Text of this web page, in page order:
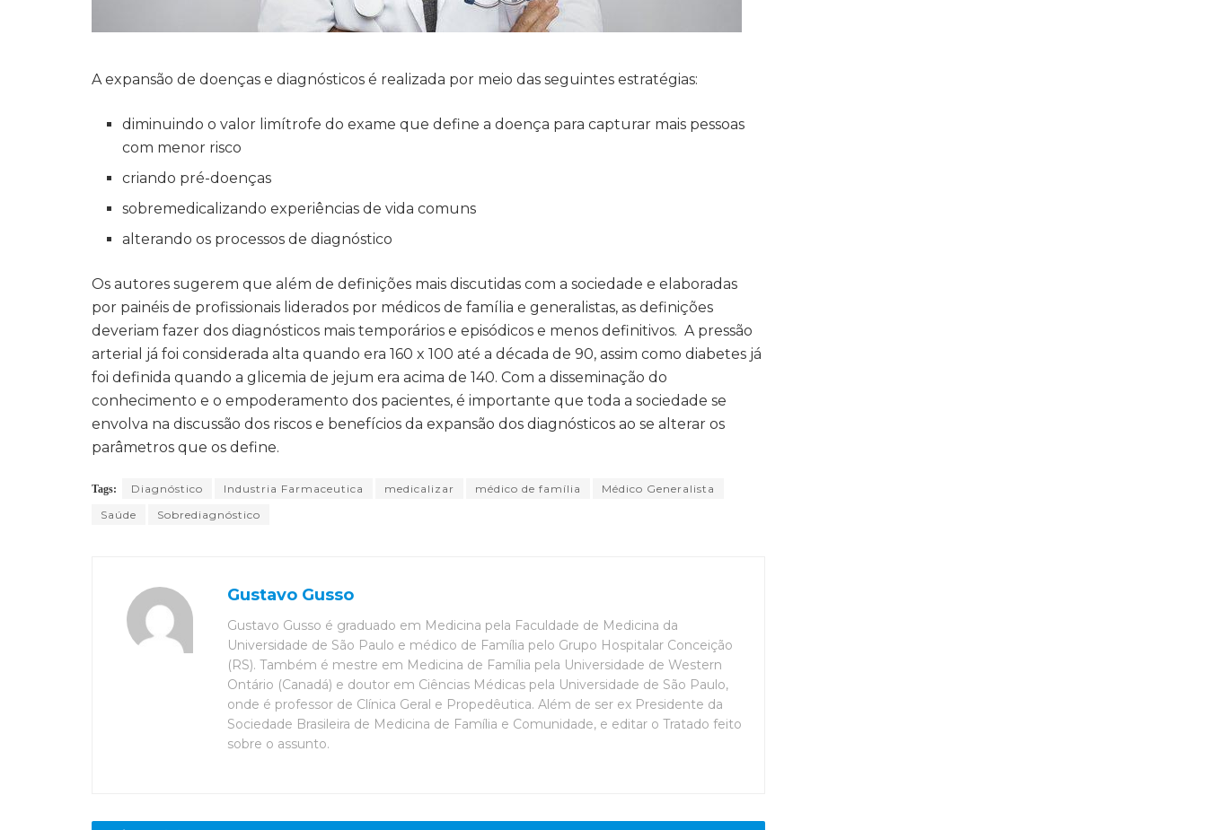
A expansão de doenças e diagnósticos é realizada por meio das seguintes estratégias:
diminuindo o valor limítrofe do exame que define a doença para capturar mais pessoas
com menor risco
criando pré-doenças
sobremedicalizando experiências de vida comuns
alterando os processos de diagnóstico
Os autores sugerem que além de definições mais discutidas com a sociedade e elaboradas
por painéis de profissionais liderados por médicos de família e generalistas, as definições
deveriam fazer dos diagnósticos mais temporários e episódicos e menos definitivos. A pressão
arterial já foi considerada alta quando era 160 x 100 até a década de 90, assim como diabetes já
foi definida quando a glicemia de jejum era acima de 140. Com a disseminação do
conhecimento e o empoderamento dos pacientes, é importante que toda a sociedade se
envolva na discussão dos riscos e benefícios da expansão dos diagnósticos ao se alterar os
parâmetros que os define.
Tags: Diagnóstico Industria Farmaceutica medicalizar médico de família
Médico Generalista
Saúde
Sobrediagnóstico
Gustavo Gusso
Gustavo Gusso é graduado em Medicina pela Faculdade de Medicina da
Universidade de São Paulo e médico de Família pelo Grupo Hospitalar Conceição
(RS). Também é mestre em Medicina de Família pela Universidade de Western
Ontário (Canadá) e doutor em Ciências Médicas pela Universidade de São Paulo,
onde é professor de Clínica Geral e Propedêutica. Além de ser ex Presidente da
Sociedade Brasileira de Medicina de Família e Comunidade, e editar o Tratado feito
sobre o assunto.